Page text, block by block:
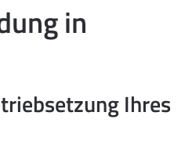
in
Ihres